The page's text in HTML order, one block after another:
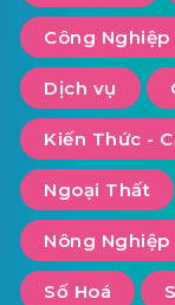
Công Nghiệp
Dịch vụ
Kiến Thức -
Ngoại Thất
Nông Nghiệp
Số Hoá